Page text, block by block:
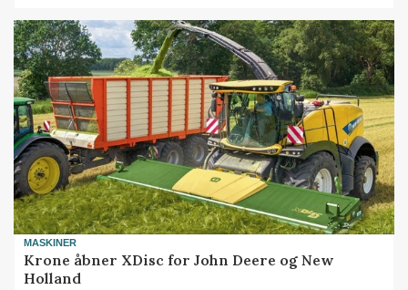
MASKINER
Krone åbner XDisc for John Deere og New
Holland